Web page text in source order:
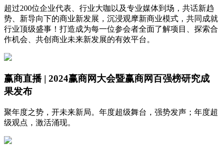
超过200位企业代表、行业大咖以及专业媒体到场，共话新趋
势、新导向下的商业新发展，沉浸观摩新商业模式，共同成就
行业顶级盛事！打造成为每一位参会者全面了解项目、探索合
作机会、共创商业未来新发展的有效平台。
赢商直播 | 2024赢商网大会暨赢商网百强榜研究成
果发布
聚年度之势，开未来新局。年度超级舞台，强势发声；年度超
级观点，激活涌现。